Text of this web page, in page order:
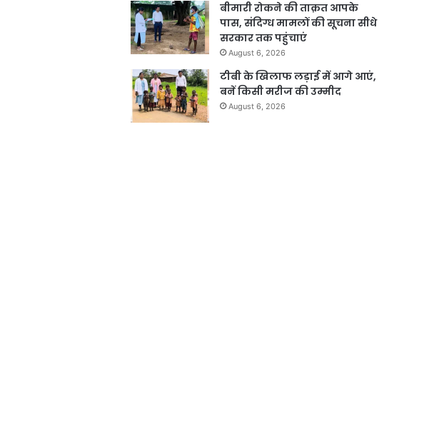
बीमारी रोकने की ताक़त आपके
पास, संदिग्ध मामलों की सूचना सीधे
सरकार तक पहुंचाएं
August 6, 2026
टीबी के खिलाफ लड़ाई में आगे आएं,
बनें किसी मरीज की उम्मीद
August 6, 2026